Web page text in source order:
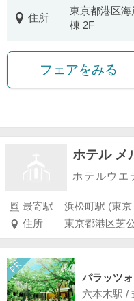
住所
東京都港区海
棟 2F
フェアをみる
ホテル メ
ホテルウエ
最寄駅
住所
東京都港区芝
パラッツ
六本木駅 /